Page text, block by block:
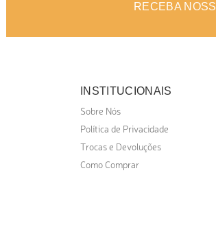
RECEBA
INSTITUCIONAIS
Sobre Nós
Política de Privacidade
Trocas e Devoluções
Como Comprar